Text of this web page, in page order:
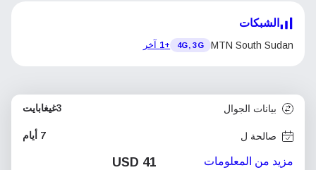
الشبكات
MTN South Sudan
4G, 3G +1 آخر
بيانات الجوال 3غيغابايت
صالحة ل 7 أيام
مزيد من المعلومات USD 41